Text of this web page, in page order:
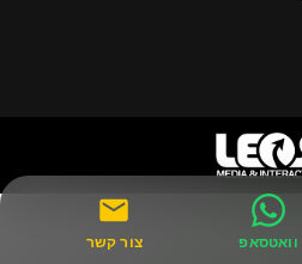
וואטסאפ צור קשר